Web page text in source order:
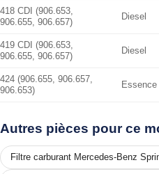
418 CDI (906.653,
906.655, 906.657)
Diesel
419 CDI (906.653,
906.655, 906.657)
Diesel
424 (906.655, 906.657,
906.653)
Essence
Autres pièces pour ce
Filtre carburant Mercedes-Benz